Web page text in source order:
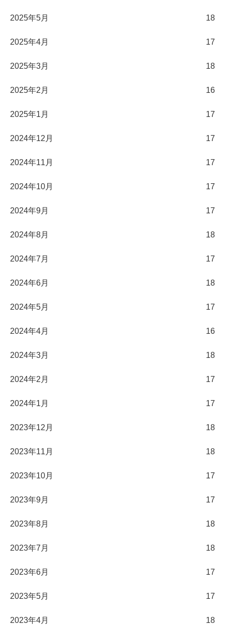
2025年5月 18
2025年4月 17
2025年3月 18
2025年2月 16
2025年1月 17
2024年12月 17
2024年11月 17
2024年10月 17
2024年9月 17
2024年8月 18
2024年7月 17
2024年6月 18
2024年5月 17
2024年4月 16
2024年3月 18
2024年2月 17
2024年1月 17
2023年12月 18
2023年11月 18
2023年10月 17
2023年9月 17
2023年8月 18
2023年7月 18
2023年6月 17
2023年5月 17
2023年4月 18